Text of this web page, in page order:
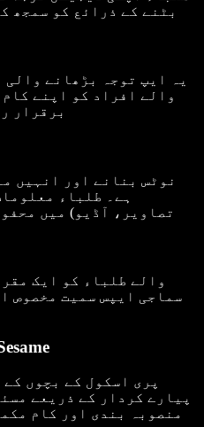
بٹنے کے ذرائع کو سمجھ
یہ ایپ توجہ بڑھانے
برقرار
ہے۔ طلباء
تصاویر، آڈیو) میں
سماجی ایپس سمیت مخصوص
پری اسکول کے بچوں
پیارے کردار کے ذریعے
منصوبہ بندی اور کام